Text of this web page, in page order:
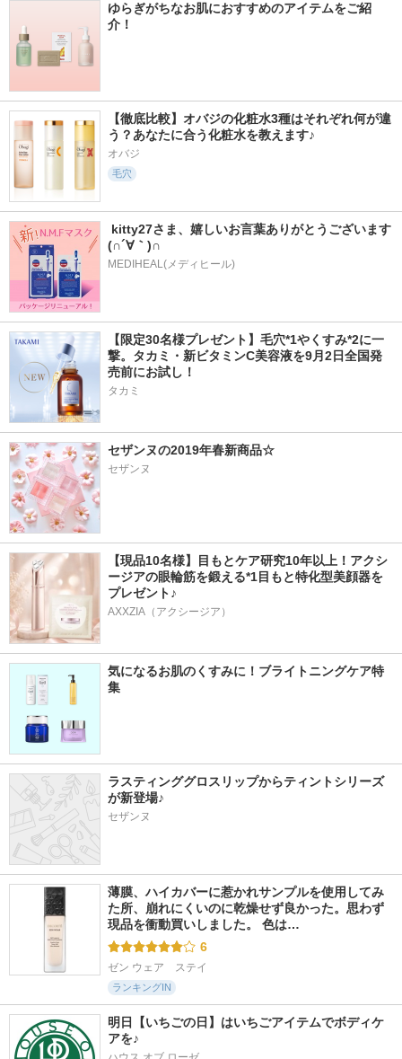
ゆらぎがちなお肌におすすめのアイテムをご紹
介！
【徹底比較】オバジの化粧水3種はそれぞれ何が違
う？あなたに合う化粧水を教えます♪
オバジ
毛穴
kitty27さま、嬉しいお言葉ありがとうございます
(∩´∀｀)∩
MEDIHEAL(メディヒール)
【限定30名様プレゼント】毛穴*1やくすみ*2に一
撃。タカミ・新ビタミンC美容液を9月2日全国発
売前にお試し！
タカミ
セザンヌの2019年春新商品☆
セザンヌ
【現品10名様】目もとケア研究10年以上！アクシ
ージアの眼輪筋を鍛える*1目もと特化型美顔器を
プレゼント♪
AXXZIA（アクシージア）
気になるお肌のくすみに！ブライトニングケア特
集
ラスティンググロスリップからティントシリーズ
が新登場♪
セザンヌ
薄膜、ハイカバーに惹かれサンプルを使用してみ
た所、崩れにくいのに乾燥せず良かった。思わず
現品を衝動買いしました。 色は…
6
ゼン ウェア　ステイ
ランキングIN
明日【いちごの日】はいちごアイテムでボディケ
アを♪